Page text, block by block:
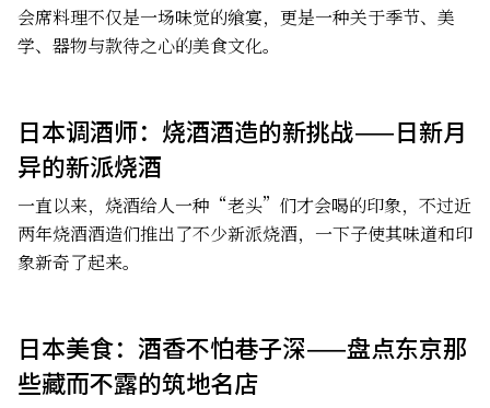
会席料理不仅是一场味觉的飨宴，更是一种关于季节、美
学、器物与款待之心的美食文化。
日本调酒师：烧酒酒造的新挑战——日新月
异的新派烧酒
一直以来，烧酒给人一种“老头”们才会喝的印象，不过近
两年烧酒酒造们推出了不少新派烧酒，一下子使其味道和印
象新奇了起来。
日本美食：酒香不怕巷子深——盘点东京那
些藏而不露的筑地名店